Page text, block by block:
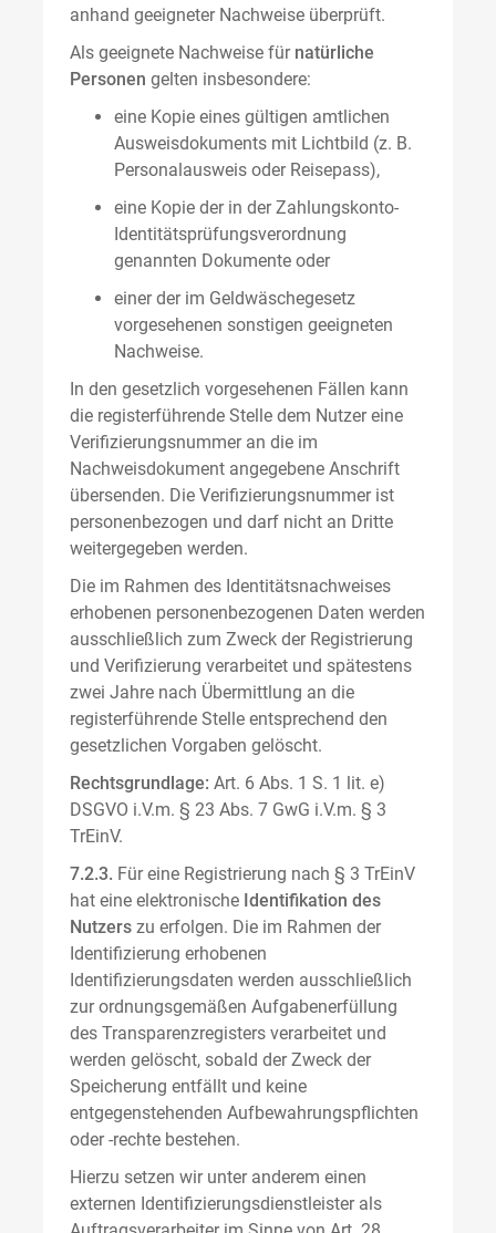
anhand geeigneter Nachweise überprüft.
Als geeignete Nachweise für natürliche
Personen gelten insbesondere:
eine Kopie eines gültigen amtlichen
Ausweisdokuments mit Lichtbild (z. B.
Personalausweis oder Reisepass),
eine Kopie der in der Zahlungskonto-
Identitätsprüfungsverordnung
genannten Dokumente oder
einer der im Geldwäschegesetz
vorgesehenen sonstigen geeigneten
Nachweise.
In den gesetzlich vorgesehenen Fällen kann
die registerführende Stelle dem Nutzer eine
Verifizierungsnummer an die im
Nachweisdokument angegebene Anschrift
übersenden. Die Verifizierungsnummer ist
personenbezogen und darf nicht an Dritte
weitergegeben werden.
Die im Rahmen des Identitätsnachweises
erhobenen personenbezogenen Daten werden
ausschließlich zum Zweck der Registrierung
und Verifizierung verarbeitet und spätestens
zwei Jahre nach Übermittlung an die
registerführende Stelle entsprechend den
gesetzlichen Vorgaben gelöscht.
Rechtsgrundlage: Art. 6 Abs. 1 S. 1 lit. e)
DSGVO i.V.m. § 23 Abs. 7 GwG i.V.m. § 3
TrEinV.
7.2.3. Für eine Registrierung nach § 3 TrEinV
hat eine elektronische Identifikation des
Nutzers zu erfolgen. Die im Rahmen der
Identifizierung erhobenen
Identifizierungsdaten werden ausschließlich
zur ordnungsgemäßen Aufgabenerfüllung
des Transparenzregisters verarbeitet und
werden gelöscht, sobald der Zweck der
Speicherung entfällt und keine
entgegenstehenden Aufbewahrungspflichten
oder -rechte bestehen.
Hierzu setzen wir unter anderem einen
externen Identifizierungsdienstleister als